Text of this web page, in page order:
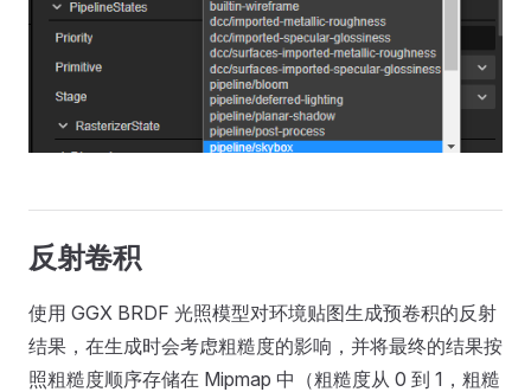
反射卷积
使用 GGX BRDF 光照模型对环境贴图生成预卷积的反射
结果，在生成时会考虑粗糙度的影响，并将最终的结果按
照粗糙度顺序存储在 Mipmap 中（粗糙度从 0 到 1，粗糙